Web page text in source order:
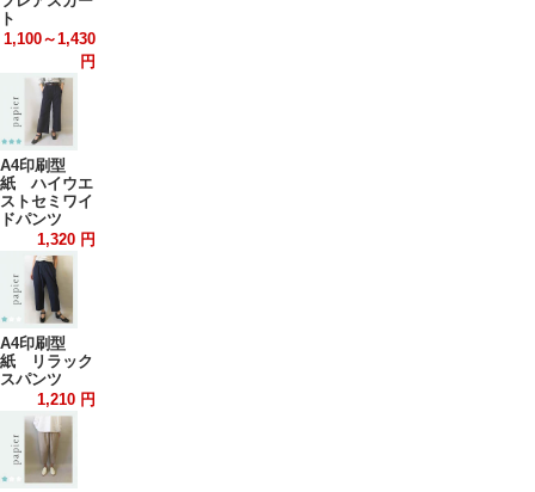
ト
1,100～1,430
円
A4印刷型
紙 ハイウエ
ストセミワイ
ドパンツ
1,320 円
A4印刷型
紙 リラック
スパンツ
1,210 円